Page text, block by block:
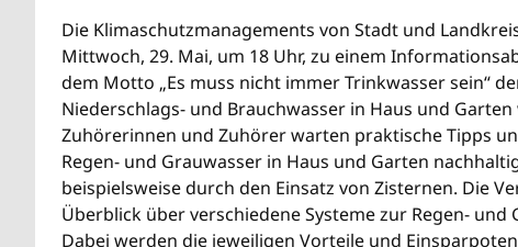
Die Klimaschutzmanagements von Stadt und
Mittwoch, 29. Mai, um 18 Uhr, zu einem
dem Motto „Es muss nicht immer Trinkwasser sein“
Niederschlags- und Brauchwasser in Haus und
Zuhörerinnen und Zuhörer warten praktische Tipps
Regen- und Grauwasser in Haus und Garten
beispielsweise durch den Einsatz von Zisternen. Die
Überblick über verschiedene Systeme zur Regen- und
Dabei werden die jeweiligen Vorteile und